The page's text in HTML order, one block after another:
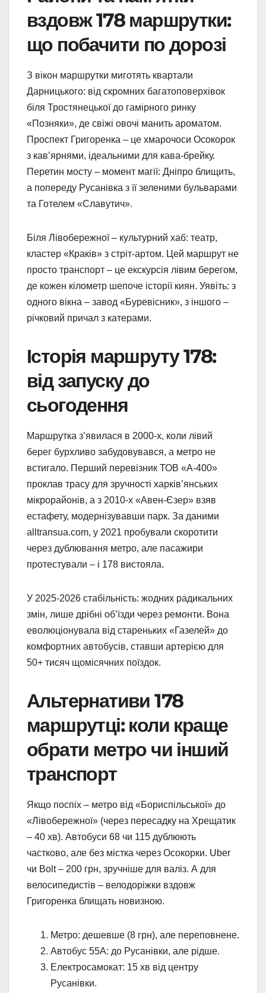
вздовж 178 маршрутки:
що побачити по дорозі
З вікон маршрутки миготять квартали
Дарницького: від скромних багатоповерхівок
біля Тростянецької до гамірного ринку
«Позняки», де свіжі овочі манить ароматом.
Проспект Григоренка – це хмарочоси Осокорок
з кав’ярнями, ідеальними для кава-брейку.
Перетин мосту – момент магії: Дніпро блищить,
а попереду Русанівка з її зеленими бульварами
та Готелем «Славутич».
Біля Лівобережної – культурний хаб: театр,
кластер «Кракiв» з стріт-артом. Цей маршрут не
просто транспорт – це екскурсія лівим берегом,
де кожен кілометр шепоче історії киян. Уявіть: з
одного вікна – завод «Буревісник», з іншого –
річковий причал з катерами.
Історія маршруту 178:
від запуску до
сьогодення
Маршрутка з’явилася в 2000-х, коли лівий
берег бурхливо забудовувався, а метро не
встигало. Перший перевізник ТОВ «А-400»
проклав трасу для зручності харків’янських
мікрорайонів, а з 2010-х «Авен-Єзер» взяв
естафету, модернізувавши парк. За даними
alltransua.com, у 2021 пробували скоротити
через дублювання метро, але пасажири
протестували – і 178 вистояла.
У 2025-2026 стабільність: жодних радикальних
змін, лише дрібні об’їзди через ремонти. Вона
еволюціонувала від стареньких «Газелей» до
комфортних автобусів, ставши артерією для
50+ тисяч щомісячних поїздок.
Альтернативи 178
маршрутці: коли краще
обрати метро чи інший
транспорт
Якщо поспіх – метро від «Бориспільської» до
«Лівобережної» (через пересадку на Хрещатик
– 40 хв). Автобуси 68 чи 115 дублюють
частково, але без містка через Осокорки. Uber
чи Bolt – 200 грн, зручніше для валіз. А для
велосипедистів – велодоріжки вздовж
Григоренка блищать новизною.
Метро: дешевше (8 грн), але переповнене.
Автобус 55А: до Русанівки, але рідше.
Електросамокат: 15 хв від центру
Русанівки.